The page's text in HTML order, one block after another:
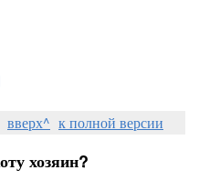
вверх^ к полной версии
хозяин?